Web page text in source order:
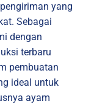
yang
Sebagai
dengan
terbaru
pembuatan
ideal untuk
ayam